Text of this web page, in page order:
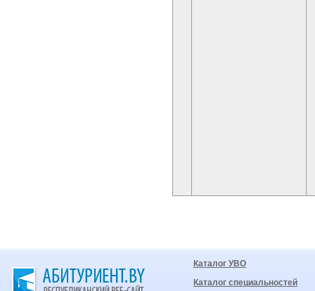
Каталог УВО
Каталог специальностей